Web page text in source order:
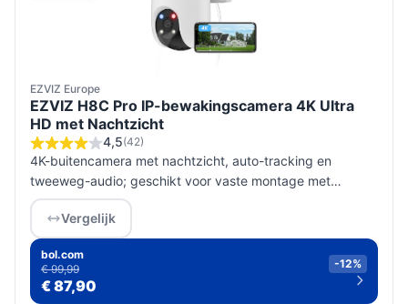
EZVIZ Europe
EZVIZ H8C Pro IP-bewakingscamera 4K Ultra
HD met Nachtzicht
4,5(42)
4K-buitencamera met nachtzicht, auto-tracking en
tweeweg-audio; geschikt voor vaste montage met
netstroom. Controleer stroomvoorziening en opslagopties
vóór aankoop.
Vergelijk
bol.com
€ 99,99
€ 87,90
-12%